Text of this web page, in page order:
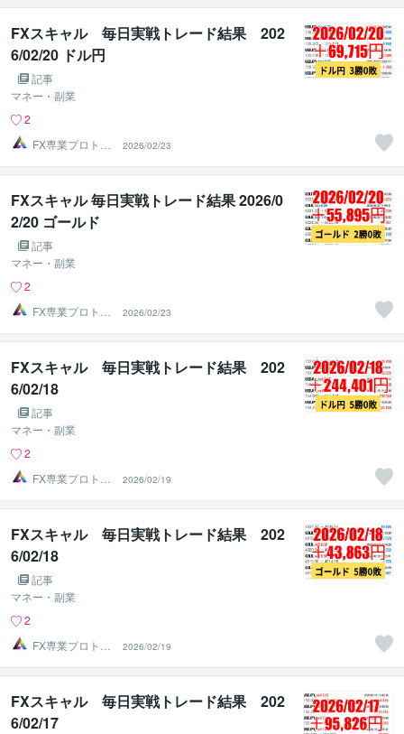
FXスキャル 毎日実戦トレード結果 202
6/02/20 ドル円
記事
マネー・副業
2
FX専業プロトレ
ーダーのAチーム
2026/02/23
FXスキャル 毎日実戦トレード結果 2026/0
2/20 ゴールド
記事
マネー・副業
2
FX専業プロトレ
ーダーのAチーム
2026/02/23
FXスキャル 毎日実戦トレード結果 202
6/02/18
記事
マネー・副業
2
FX専業プロトレ
ーダーのAチーム
2026/02/19
FXスキャル 毎日実戦トレード結果 202
6/02/18
記事
マネー・副業
2
FX専業プロトレ
ーダーのAチーム
2026/02/19
FXスキャル 毎日実戦トレード結果 202
6/02/17